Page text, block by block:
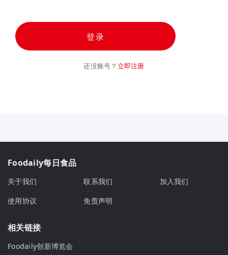
登录
还没账号？ 立即注册
Foodaily每日食品
关于我们 联系我们
加入我们
使用协议
免责声明
相关链接
Foodaily创新博览会